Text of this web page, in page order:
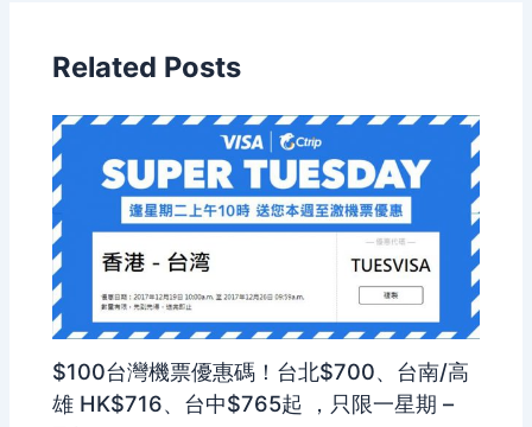
Related Posts
$100台灣機票優惠碼！台北$700、台南/高
雄 HK$716、台中$765起 ，只限一星期 –